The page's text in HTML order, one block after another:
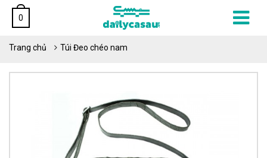
0
Trang chủ Túi Đeo chéo nam